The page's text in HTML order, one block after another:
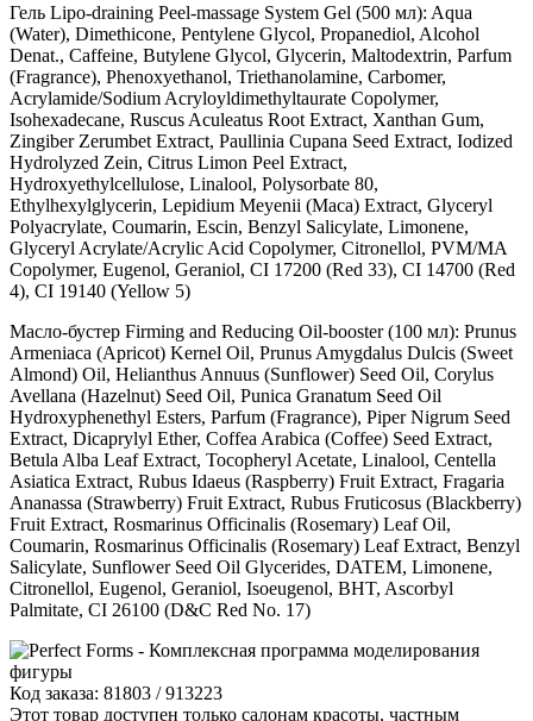
Гель Lipo-draining Peel-massage System Gel (500 мл): Aqua
(Water), Dimethicone, Pentylene Glycol, Propanediol, Alcohol
Denat., Caffeine, Butylene Glycol, Glycerin, Maltodextrin, Parfum
(Fragrance), Phenoxyethanol, Triethanolamine, Carbomer,
Acrylamide/Sodium Acryloyldimethyltaurate Copolymer,
Isohexadecane, Ruscus Aculeatus Root Extract, Xanthan Gum,
Zingiber Zerumbet Extract, Paullinia Cupana Seed Extract, Iodized
Hydrolyzed Zein, Citrus Limon Peel Extract,
Hydroxyethylcellulose, Linalool, Polysorbate 80,
Ethylhexylglycerin, Lepidium Meyenii (Maca) Extract, Glyceryl
Polyacrylate, Coumarin, Escin, Benzyl Salicylate, Limonene,
Glyceryl Acrylate/Acrylic Acid Copolymer, Citronellol, PVM/MA
Copolymer, Eugenol, Geraniol, CI 17200 (Red 33), CI 14700 (Red
4), CI 19140 (Yellow 5)
Масло-бустер Firming and Reducing Oil-booster (100 мл): Prunus
Armeniaca (Apricot) Kernel Oil, Prunus Amygdalus Dulcis (Sweet
Almond) Oil, Helianthus Annuus (Sunflower) Seed Oil, Corylus
Avellana (Hazelnut) Seed Oil, Punica Granatum Seed Oil
Hydroxyphenethyl Esters, Parfum (Fragrance), Piper Nigrum Seed
Extract, Dicaprylyl Ether, Coffea Arabica (Coffee) Seed Extract,
Betula Alba Leaf Extract, Tocopheryl Acetate, Linalool, Centella
Asiatica Extract, Rubus Idaeus (Raspberry) Fruit Extract, Fragaria
Ananassa (Strawberry) Fruit Extract, Rubus Fruticosus (Blackberry)
Fruit Extract, Rosmarinus Officinalis (Rosemary) Leaf Oil,
Coumarin, Rosmarinus Officinalis (Rosemary) Leaf Extract, Benzyl
Salicylate, Sunflower Seed Oil Glycerides, DATEM, Limonene,
Citronellol, Eugenol, Geraniol, Isoeugenol, BHT, Ascorbyl
Palmitate, CI 26100 (D&C Red No. 17)
Код заказа: 81803 / 913223
Этот товар доступен только салонам красоты, частным